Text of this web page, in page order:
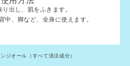
出し、肌をふきます。
中、脚など、全身に使えます。
ジオール（すべて清涼成分）